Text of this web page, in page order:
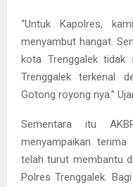
“Untuk Kapolres,
menyambut hangat.
kota Trenggalek tidak
Trenggalek terkenal
Gotong royong nya.”
Sementara itu
menyampaikan
telah turut membantu
Polres Trenggalek.